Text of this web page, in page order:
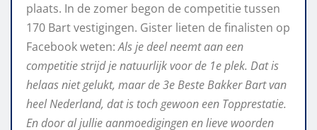
plaats. In de zomer begon de competitie tussen
170 Bart vestigingen. Gister lieten de finalisten op
Facebook weten:Als je deel neemt aan een
competitie strijd je natuurlijk voor de 1e plek. Dat is
helaas niet gelukt, maar de 3e Beste Bakker Bart van
heel Nederland, dat is toch gewoon een Topprestatie.
En door al jullie aanmoedigingen en lieve woorden